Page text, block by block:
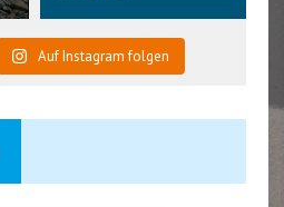
Auf Instagram folgen